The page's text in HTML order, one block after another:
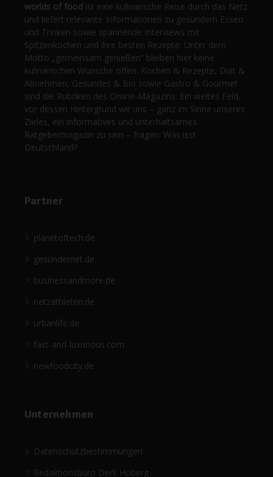
worlds of food ist eine kulinarische Reise durch das Netz
und liefert relevante Informationen zu gesundem Essen
und Trinken sowie spannende Interviews mit
Spitzenköchen und ihre besten Rezepte. Unter dem
Motto „gemeinsam genießen“ bleiben hier keine
kulinarischen Wünsche offen. Kochen & Rezepte, Diät &
Abnehmen, Gesundes & Bio sowie Gastro & Gourmet
sind die Rubriken des Online-Magazins. Ein weites Feld,
vor dessen Hintergrund wir uns – ganz im Sinne unseres
Zieles, ein informatives und unterhaltsames
Ratgebermagazin zu sein – fragen: Was isst
Deutschland?
Partner
planetoftech.de
gesündernet.de
businessandmore.de
netzathleten.de
urbanlife.de
fast-and-luxurious.com
newfoodcity.de
Unternehmen
Datenschutzbestimmungen
Redaktionsbüro Derk Hoberg